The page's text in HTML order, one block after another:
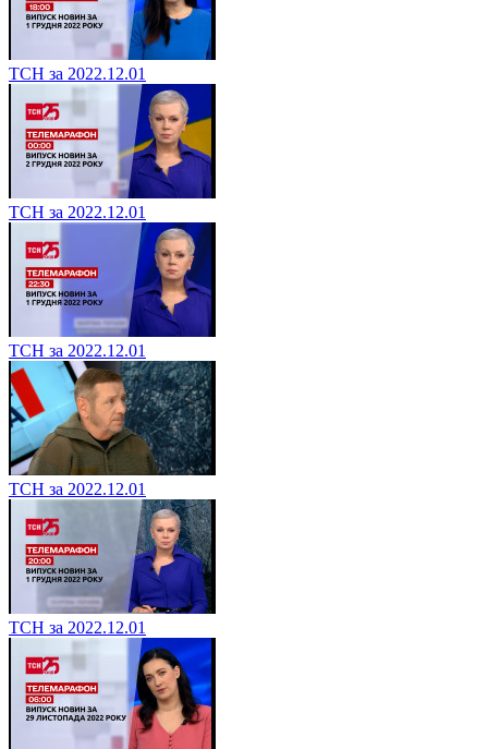
ТСН за 2022.12.01
ТСН за 2022.12.01
ТСН за 2022.12.01
ТСН за 2022.12.01
ТСН за 2022.12.01